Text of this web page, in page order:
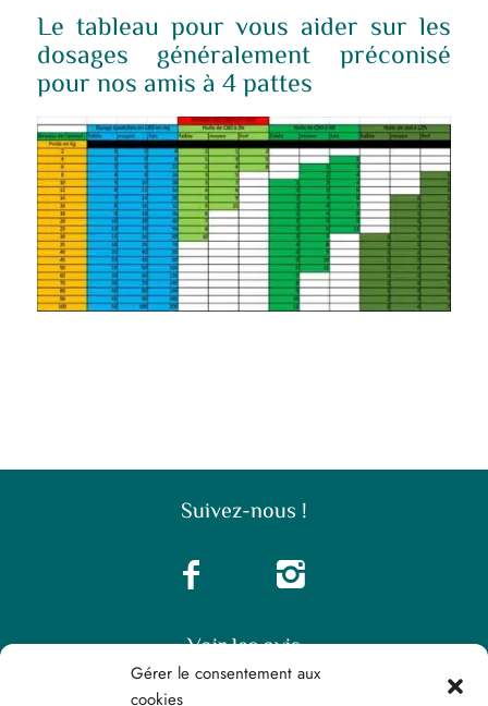
Gérer le consentement aux
cookies
Le tableau pour vous aider sur les
dosages généralement préconisé
pour nos amis à 4 pattes
Suivez-nous !
Voir les avis